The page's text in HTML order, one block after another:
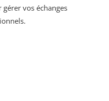
vos échanges